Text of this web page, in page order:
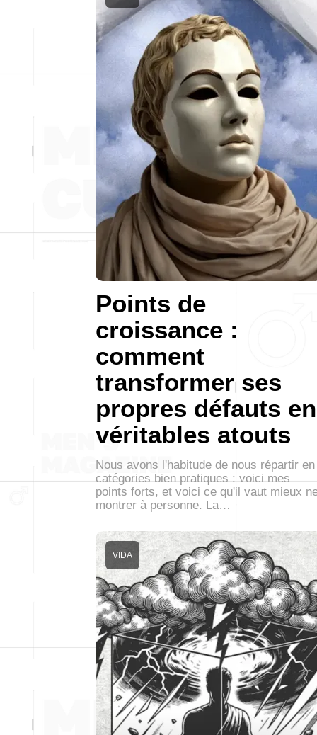
Points de
croissance :
comment
transformer ses
propres défauts en
véritables atouts
Nous avons l'habitude de nous répartir en
catégories bien pratiques : voici mes
points forts, et voici ce qu'il vaut mieux
montrer à personne. La…
VIDA